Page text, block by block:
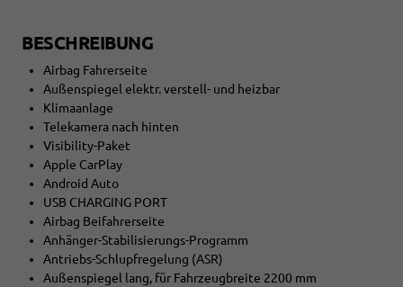
BESCHREIBUNG
Airbag Fahrerseite
Außenspiegel elektr. verstell- und heizbar
Klimaanlage
Telekamera nach hinten
Visibility-Paket
Apple CarPlay
Android Auto
USB CHARGING PORT
Airbag Beifahrerseite
Anhänger-Stabilisierungs-Programm
Antriebs-Schlupfregelung (ASR)
Außenspiegel lang, für Fahrzeugbreite 2200 mm